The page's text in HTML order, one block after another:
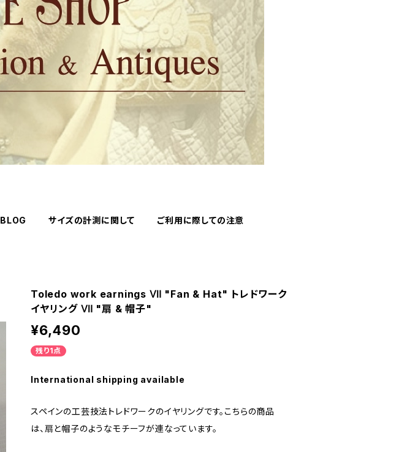
BLOG サイズの計測に関して ご利用に際しての注意
Toledo work earnings Ⅶ "Fan & Hat" トレドワーク
イヤリング Ⅶ "扇 & 帽子"
¥6,490
残り1点
International shipping available
スペインの工芸技法トレドワークのイヤリングです。こちらの商品
は、扇と帽子のようなモチーフが連なっています。